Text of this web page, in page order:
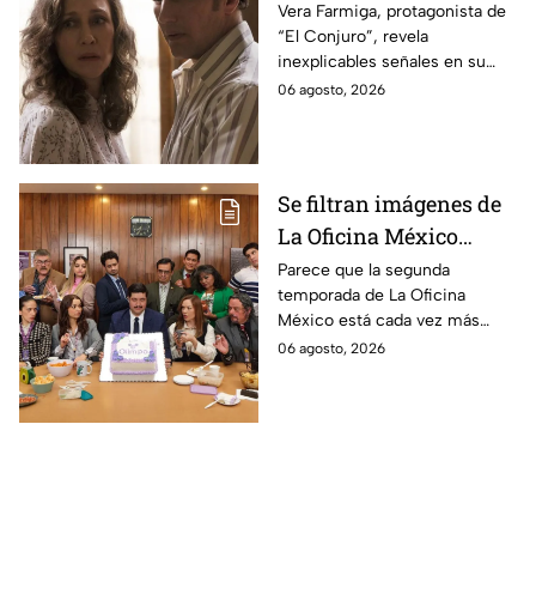
revela INQUIETANTES
señales en su cuerpo
durante la grabación de
la película
Vera Farmiga, protagonista de
“El Conjuro”, revela
inexplicables señales en su
cuerpo durante el rodaje de la
06 agosto, 2026
Se filtran imágenes de
La Oficina México
temporada 2 y un
detalle desata teorías
entre los fans
Parece que la segunda
temporada de La Oficina
México está cada vez más
cerca, pues el elenco ya se
06 agosto, 2026